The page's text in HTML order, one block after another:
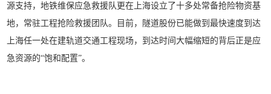
源支持，地铁维保应急救援队更在上海设立了十多处常备抢险物资基
地，常驻工程抢险救援团队。目前，隧道股份已能做到最快速度到达
上海任一处在建轨道交通工程现场，到达时间大幅缩短的背后正是应
急资源的“饱和配置”。